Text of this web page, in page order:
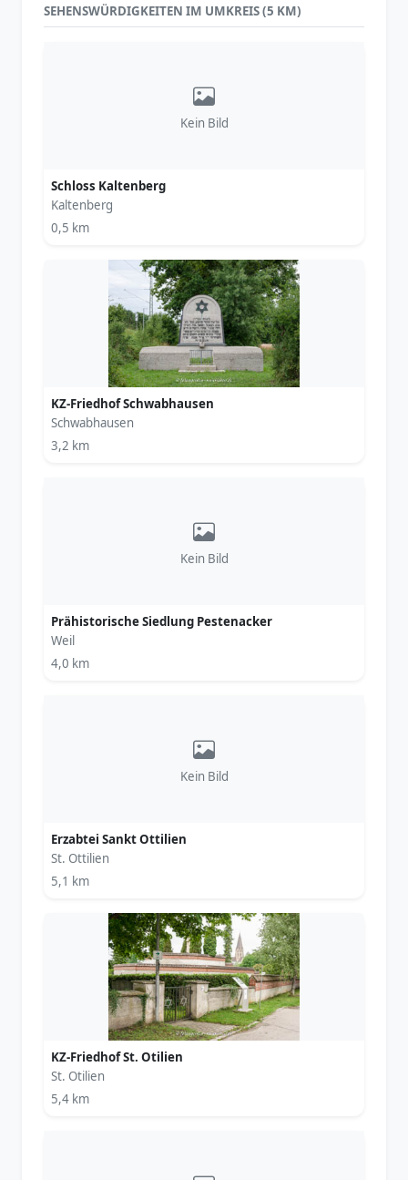
SEHENSWÜRDIGKEITEN IM UMKREIS (5 KM)
Kein Bild
Schloss Kaltenberg
Kaltenberg
0,5 km
KZ-Friedhof Schwabhausen
Schwabhausen
3,2 km
Kein Bild
Prähistorische Siedlung Pestenacker
Weil
4,0 km
Kein Bild
Erzabtei Sankt Ottilien
St. Ottilien
5,1 km
KZ-Friedhof St. Otilien
St. Otilien
5,4 km